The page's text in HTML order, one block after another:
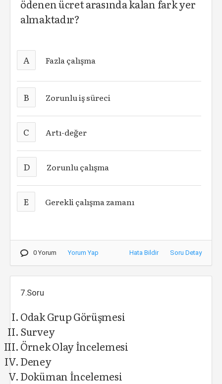
ödenen ücret arasında kalan fark yer
almaktadır?
A Fazla çalışma
B Zorunlu iş süreci
C Artı-değer
D Zorunlu çalışma
E Gerekli çalışma zamanı
0 Yorum Yorum Yap Hata Bildir Soru Detay
7.Soru
Odak Grup Görüşmesi
Survey
Örnek Olay İncelemesi
Deney
Doküman İncelemesi